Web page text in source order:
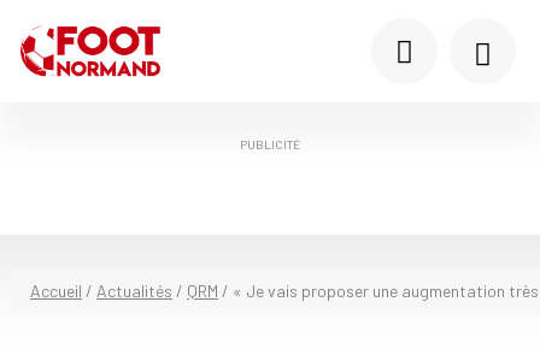
PUBLICITÉ
Accueil / Actualités / QRM / « Je vais proposer une augmentation